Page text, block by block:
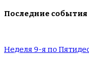
Последние события
Неделя 9-я по